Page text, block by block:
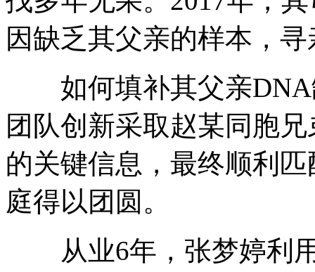
因缺乏其父亲的样本，
如何填补其父亲DNA
团队创新采取赵某同胞
的关键信息，最终顺利
庭得以团圆。
从业6年，张梦婷利用